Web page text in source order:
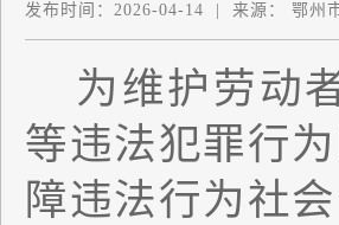
发布时间： 2026-04-14 来源： 鄂州
为维护劳动
等违法犯罪行
障违法行为社